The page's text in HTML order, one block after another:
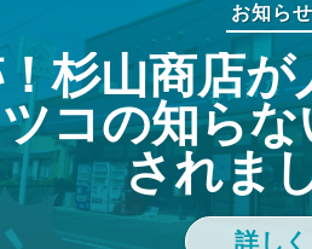
お知らせ
杉山商店が
ツコの知ら
されま